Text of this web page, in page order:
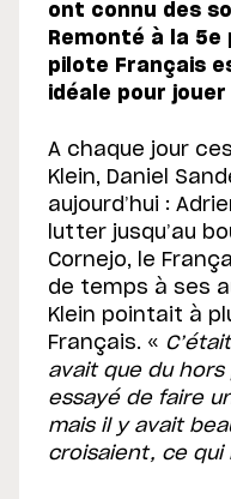
ont connu des
Remonté à la 5e
pilote Français
idéale pour
A chaque jour
Klein, Daniel
aujourd’hui :
lutter jusqu’au
Cornejo, le
de temps à ses
Klein pointait à
Français. «
avait que du hors
essayé de faire
mais il y avait
croisaient, ce qui